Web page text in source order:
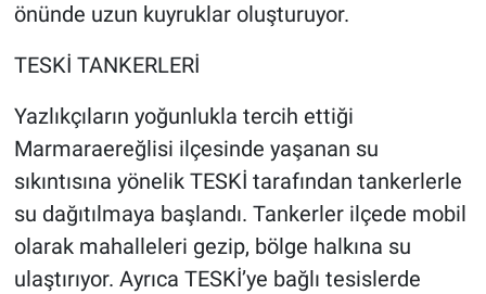
önünde uzun kuyruklar oluşturuyor.
TESKİ TANKERLERİ
Yazlıkçıların yoğunlukla tercih ettiği
Marmaraereğlisi ilçesinde yaşanan su
sıkıntısına yönelik TESKİ tarafından tankerlerle
su dağıtılmaya başlandı. Tankerler ilçede mobil
olarak mahalleleri gezip, bölge halkına su
ulaştırıyor. Ayrıca TESKİ’ye bağlı tesislerde